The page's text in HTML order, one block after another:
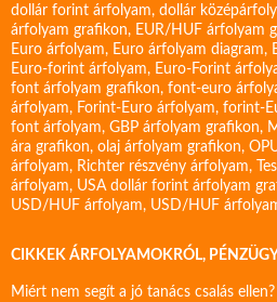
dollár forint árfolyam, dollár
árfolyam grafikon, EUR/HUF árfolyam
Euro árfolyam, Euro árfolyam diagram,
Euro-forint árfolyam, Euro-Forint
font árfolyam grafikon, font-euro
árfolyam, Forint-Euro árfolyam, forint-
font árfolyam, GBP árfolyam grafikon,
ára grafikon, olaj árfolyam grafikon,
árfolyam, Richter részvény árfolyam,
árfolyam, USA dollár forint árfolyam
USD/HUF árfolyam, USD/HUF
CIKKEK ÁRFOLYAMOKRÓL,
Miért nem segít a jó tanács csalás